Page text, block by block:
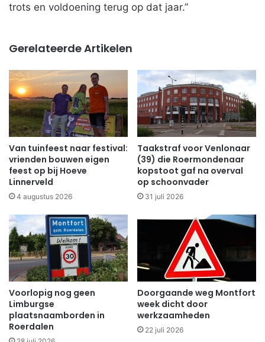
trots en voldoening terug op dat jaar.”
Gerelateerde Artikelen
Van tuinfeest naar festival:
vrienden bouwen eigen
feest op bij Hoeve
Linnerveld
4 augustus 2026
Taakstraf voor Venlonaar
(39) die Roermondenaar
kopstoot gaf na overval
op schoonvader
31 juli 2026
Voorlopig nog geen
Limburgse
plaatsnaamborden in
Roerdalen
Doorgaande weg Montfort
week dicht door
werkzaamheden
22 juli 2026